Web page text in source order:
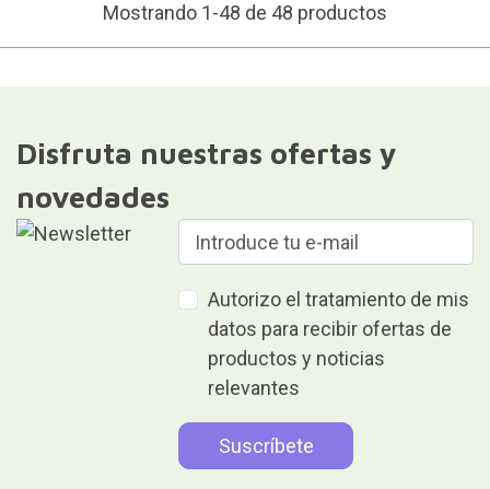
Mostrando 1-48 de 48 productos
Disfruta nuestras ofertas y
novedades
Autorizo el tratamiento de mis
datos para recibir ofertas de
productos y noticias
relevantes